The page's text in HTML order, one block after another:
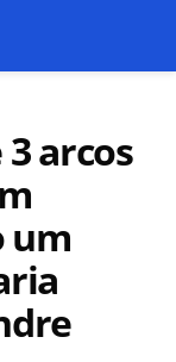
arcos
um